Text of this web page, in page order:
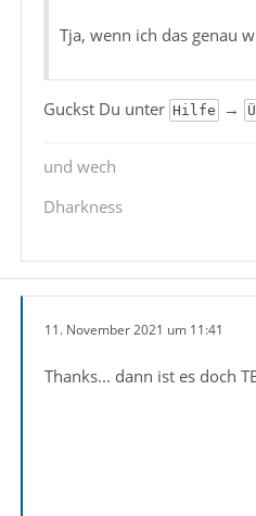
Tja, wenn ich das genau
Guckst Du unter Hilfe →
und wech
Dharkness
11. November 2021 um 11:41
Thanks... dann ist es doch